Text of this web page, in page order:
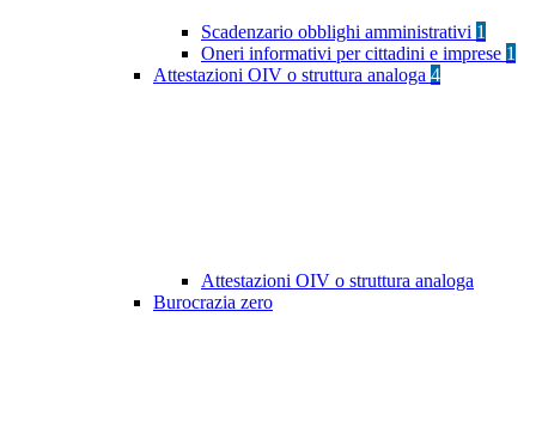
Scadenzario obblighi amministrativi 1
Oneri informativi per cittadini e imprese 1
Attestazioni OIV o struttura analoga 4
Attestazioni OIV o struttura analoga
Burocrazia zero